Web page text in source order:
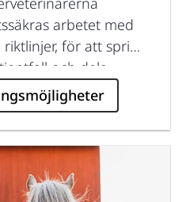
arbetet med
för att sprida
och dela